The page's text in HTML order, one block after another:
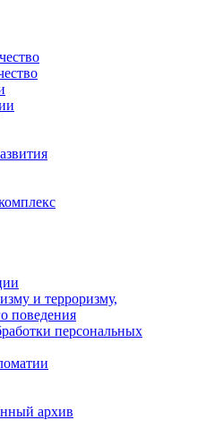
и терроризму,
поведения
персональных
архив